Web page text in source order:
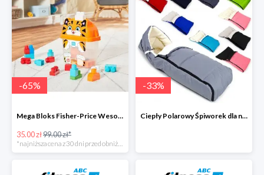
-65%
Mega Bloks Fisher-Price Wesoły Tygrysek
35.00 zł99.00 zł*
*najniższa cena z 30 dni przed obniżką
-33%
Ciepły Polarowy Śpiworek dla niemowląt